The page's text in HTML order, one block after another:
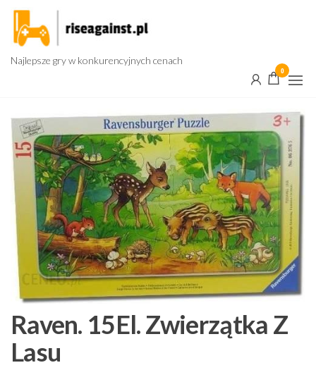
Przejdź
treści
Najlepsze gry w konkurencyjnych cenach
0
Raven. 15El. Zwierzątka Z
Lasu